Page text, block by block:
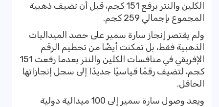
الكلين والنتر برفع 151 كجم، قبل أن تضيف ذهبية
المجموع بإجمالي 259 كجم.
ولم يقتصر إنجاز سارة سمير على حصد الميداليات
الذهبية فقط، بل تمكنت أيضًا من تحطيم الرقم
الإفريقي في منافسات الكلين والنتر بعدما رفعت 151
كجم، لتضيف رقمًا قياسيًا جديدًا إلى سجل إنجازاتها
الحافل.
ويعد وصول سارة سمير إلى 100 ميدالية دولية